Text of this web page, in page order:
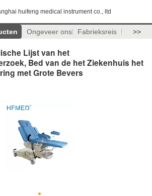
huifeng medical instrument co., ltd
Ongeveer ons Fabrieksreis >>
Lijst van het
Bed van de het Ziekenhuis het
met Grote Bevers